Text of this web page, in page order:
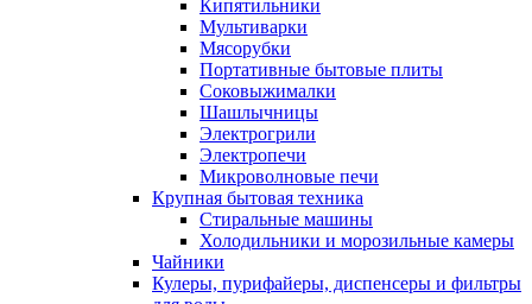
Кипятильники
Мультиварки
Мясорубки
Портативные бытовые плиты
Соковыжималки
Шашлычницы
Электрогрили
Электропечи
Микроволновые печи
Крупная бытовая техника
Стиральные машины
Холодильники и морозильные камеры
Чайники
Кулеры, пурифайеры, диспенсеры и фильтры